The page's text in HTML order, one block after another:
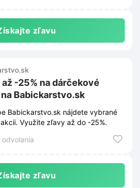
zľavu
-25% na dárčekové
Babickarstvo.sk
Babickarstvo.sk nájdete vybrané
Využite zľavy až do -25%.
odvolania
zľavu